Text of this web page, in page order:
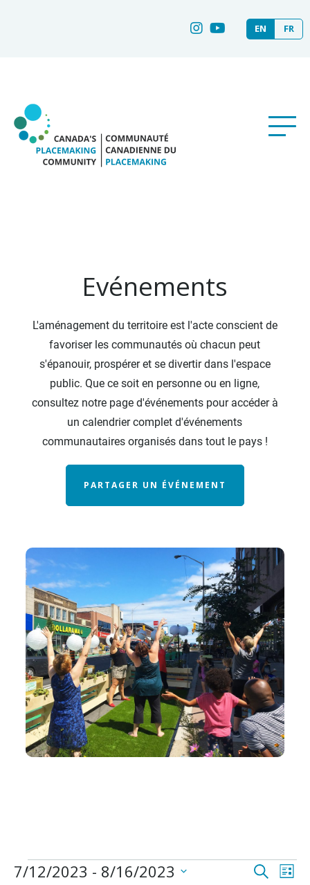
EN FR
Evénements
L'aménagement du territoire est l'acte conscient de
favoriser les communautés où chacun peut
s'épanouir, prospérer et se divertir dans l'espace
public. Que ce soit en personne ou en ligne,
consultez notre page d'événements pour accéder à
un calendrier complet d'événements
communautaires organisés dans tout le pays !
PARTAGER UN ÉVÉNEMENT
Evénements Recherche
Liste
7/12/2023 - 8/16/2023